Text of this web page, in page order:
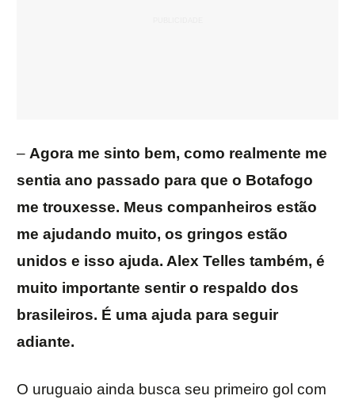
– Agora me sinto bem, como realmente me
sentia ano passado para que o Botafogo
me trouxesse. Meus companheiros estão
me ajudando muito, os gringos estão
unidos e isso ajuda. Alex Telles também, é
muito importante sentir o respaldo dos
brasileiros. É uma ajuda para seguir
adiante.
O uruguaio ainda busca seu primeiro gol com